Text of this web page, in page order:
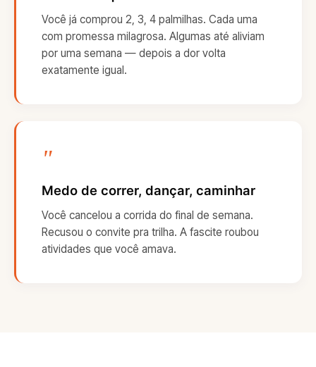
Você já comprou 2, 3, 4 palmilhas. Cada uma
com promessa milagrosa. Algumas até aliviam
por uma semana — depois a dor volta
exatamente igual.
"
Medo de correr, dançar, caminhar
Você cancelou a corrida do final de semana.
Recusou o convite pra trilha. A fascite roubou
atividades que você amava.